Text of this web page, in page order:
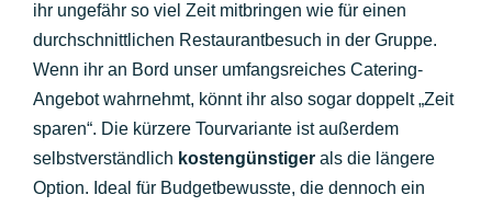
ihr ungefähr so viel Zeit mitbringen wie für einen
durchschnittlichen Restaurantbesuch in der Gruppe.
Wenn ihr an Bord unser umfangsreiches Catering-
Angebot wahrnehmt, könnt ihr also sogar doppelt „Zeit
sparen“. Die kürzere Tourvariante ist außerdem
selbstverständlich kostengünstiger als die längere
Option. Ideal für Budgetbewusste, die dennoch ein